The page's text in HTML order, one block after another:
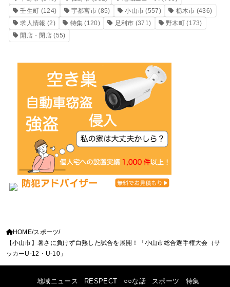
壬生町 (124) 宇都宮市 (85) 小山市 (557) 栃木市 (436)
求人情報 (2) 特集 (120) 足利市 (371) 野木町(173)
開店・閉店(55)
HOME スポーツ
【小山市】暑さに負けず白熱した試合を展開！「小山市総合選手権大会（サ
ッカーU-12・U-10」
地域ニュース RESPECT ○○な話 スポーツ 特集